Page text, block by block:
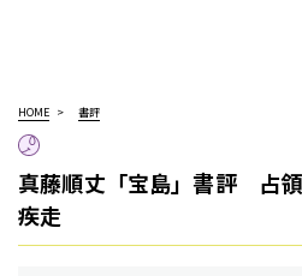
HOME 書評
真藤順丈「宝島」書評 占
疾走